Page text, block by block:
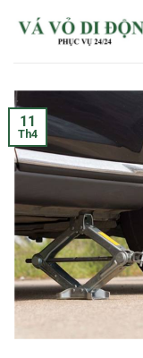
11
Th4